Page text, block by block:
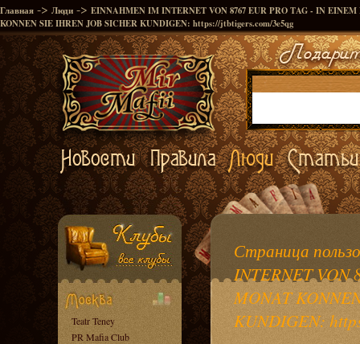
Главная -> Люди -> EINNAHMEN IM INTERNET VON 8767 EUR PRO TAG - IN EINEM
KONNEN SIE IHREN JOB SICHER KUNDIGEN: https://jtbtigers.com/3e5qg
Teatr Teney
PR Mafia Club
Страница
INTERNET VON
MONAT
KUNDIGEN: